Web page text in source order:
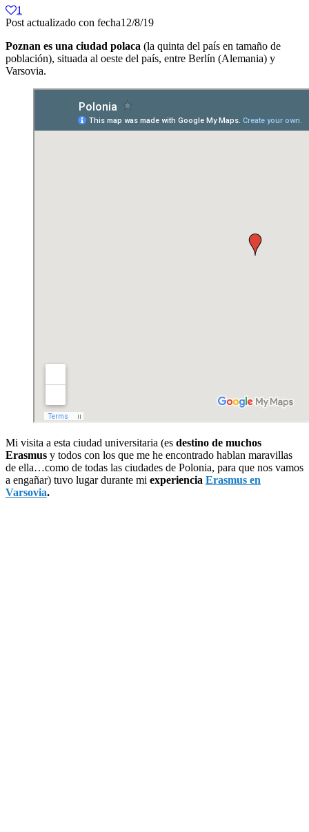
1
Post actualizado con fecha12/8/19
Poznan es una ciudad polaca (la quinta del país en tamaño de
población), situada al oeste del país, entre Berlín (Alemania) y
Varsovia.
Mi visita a esta ciudad universitaria (es destino de muchos
Erasmus y todos con los que me he encontrado hablan maravillas
de ella…como de todas las ciudades de Polonia, para que nos vamos
a engañar) tuvo lugar durante mi experiencia Erasmus en
Varsovia.